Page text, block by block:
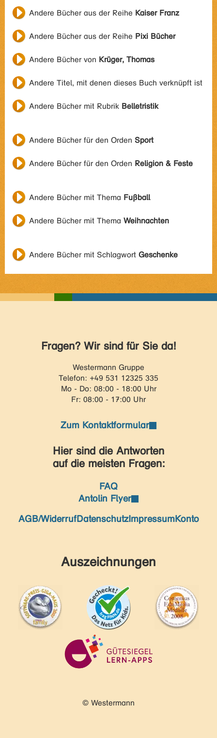
Andere Bücher aus der Reihe Kaiser Franz
Andere Bücher aus der Reihe Pixi Bücher
Andere Bücher von Krüger, Thomas
Andere Titel, mit denen dieses Buch verknüpft ist
Andere Bücher mit Rubrik Belletristik
Andere Bücher für den Orden Sport
Andere Bücher für den Orden Religion & Feste
Andere Bücher mit Thema Fußball
Andere Bücher mit Thema Weihnachten
Andere Bücher mit Schlagwort Geschenke